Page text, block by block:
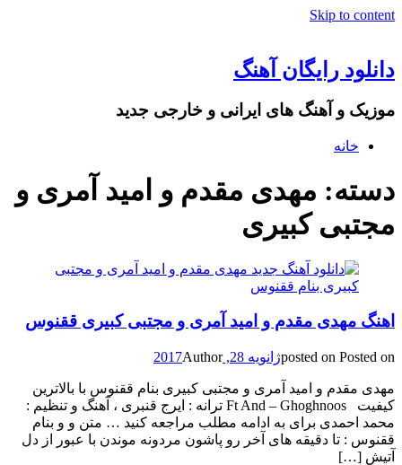
Skip to content
دانلود رایگان آهنگ
موزیک و آهنگ های ایرانی و خارجی جدید
خانه
دسته: مهدى مقدم و امید آمرى و
مجتبى کبیرى
اهنگ مهدى مقدم و امید آمرى و مجتبى کبیرى ققنوس
posted on Posted on ژانویه 28, 2017 Author
مهدى مقدم و امید آمرى و مجتبى کبیرى بنام ققنوس با بالاترین
کیفیت Ft And – Ghoghnoos ترانه : ایرج قنبری ، آهنگ و تنظیم :
محمد احمدی برای به ادامه مطلب مراجعه کنید … متن و و بنام
ققنوس : تا دقیقه های آخر رو پاشون مردونه موندن با عبور از دل
آتیش […]